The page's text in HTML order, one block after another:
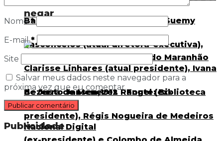
negar
Nome*
E-mail*
Site
Salvar meus dados neste navegador para a
próxima vez que eu comentar.
Publicidade